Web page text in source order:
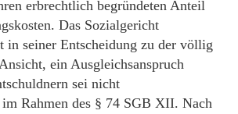
erbrechtlich begründeten Anteil
Das Sozialgericht
in seiner Entscheidung zu der völlig
ein Ausgleichsanspruch
sei nicht
Rahmen des § 74 SGB XII. Nach